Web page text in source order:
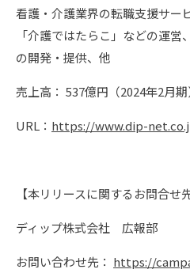
看護・介護業界の転職支援サー
「介護ではたらこ」などの運営
の開発・提供、他
売上高： 537億円（2024年2月期
URL： https://www.dip-
【本リリースに関するお問合せ先
ディップ株式会社 広報部
お問い合わせ先： https://